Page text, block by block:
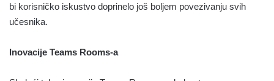
bi korisničko iskustvo doprinelo još boljem povezivanju svih
učesnika.
Inovacije Teams Rooms-a